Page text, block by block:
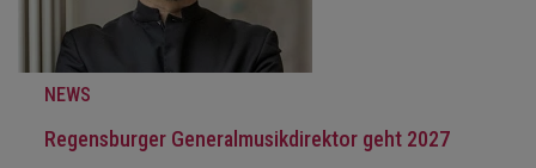
NEWS
Regensburger Generalmusikdirektor geht 2027